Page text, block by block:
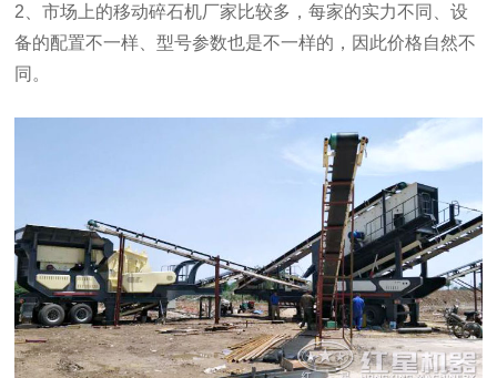
2、市场上的移动碎石机厂家比较多，每家的实力不同、设
备的配置不一样、型号参数也是不一样的，因此价格自然不
同。